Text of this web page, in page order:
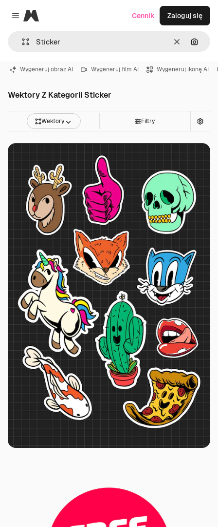
Close menu
Magnific
WyczyśćSzukaj
Cennik Zaloguj się
Wygeneruj obraz AI Wygeneruj film AI Wygeneruj ikonę AI
Wektory Z Kategorii Sticker
Wektory Filtry